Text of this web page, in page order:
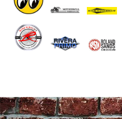
End of Gallery